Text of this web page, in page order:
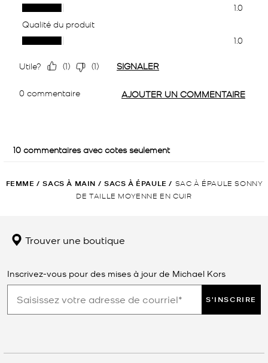
FEMME / SACS À MAIN / SACS À ÉPAULE / SAC À ÉPAULE SONNY
DE TAILLE MOYENNE EN CUIR
Trouver une boutique
Inscrivez-vous pour des mises à jour de Michael Kors
S'INSCRIRE